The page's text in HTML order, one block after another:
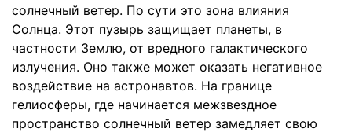
солнечный ветер. По сути это зона влияния
Солнца. Этот пузырь защищает планеты, в
частности Землю, от вредного галактического
излучения. Оно также может оказать негативное
воздействие на астронавтов. На границе
гелиосферы, где начинается межзвездное
пространство солнечный ветер замедляет свою